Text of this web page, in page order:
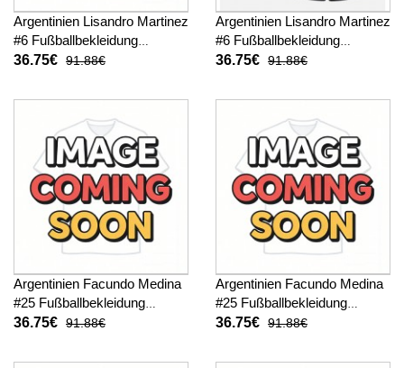
Argentinien Lisandro Martinez
#6 Fußballbekleidung
Heimtrikot Kinder WM 2026
36.75€ 91.88€
Argentinien Lisandro Martinez
#6 Fußballbekleidung
Auswärtstrikot Kinder WM
hosen)
36.75€ 91.88€
Argentinien Facundo Medina
#25 Fußballbekleidung
Heimtrikot Kinder WM 2026
36.75€ 91.88€
Argentinien Facundo Medina
#25 Fußballbekleidung
Auswärtstrikot Kinder WM
hosen)
36.75€ 91.88€